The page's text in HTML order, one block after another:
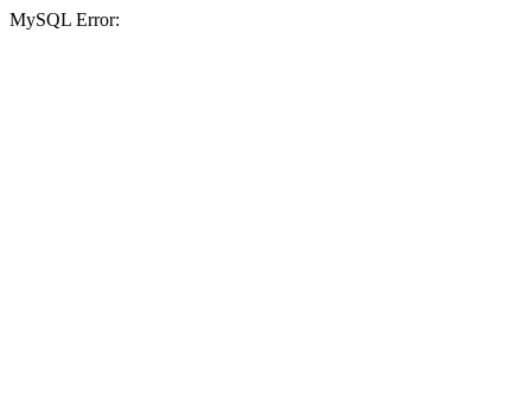
MySQL Error: